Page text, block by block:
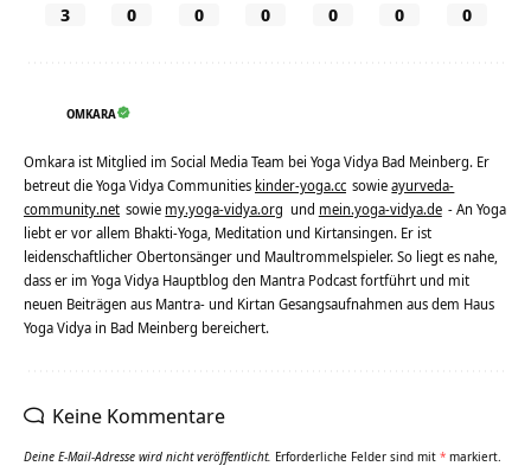
3 0 0 0 0 0 0
OMKARA
Omkara ist Mitglied im Social Media Team bei Yoga Vidya Bad Meinberg. Er
betreut die Yoga Vidya Communities kinder-yoga.cc sowieayurveda-
community.net sowie my.yoga-vidya.org und mein.yoga-vidya.de - An Yoga
liebt er vor allem Bhakti-Yoga, Meditation und Kirtansingen. Er ist
leidenschaftlicher Obertonsänger und Maultrommelspieler. So liegt es nahe,
dass er im Yoga Vidya Hauptblog den Mantra Podcast fortführt und mit
neuen Beiträgen aus Mantra- und Kirtan Gesangsaufnahmen aus dem Haus
Yoga Vidya in Bad Meinberg bereichert.
Keine Kommentare
Deine E-Mail-Adresse wird nicht veröffentlicht. Erforderliche Felder sind mit * markiert.